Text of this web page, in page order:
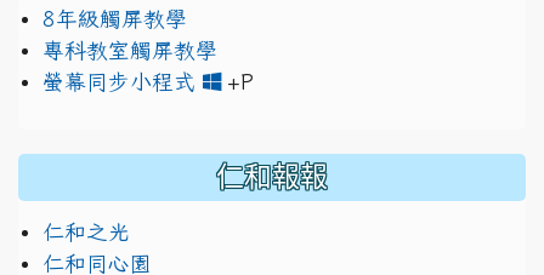
8年級觸屏教學
專科教室觸屏教學
螢幕同步小程式
+P
仁和報報
仁和之光
仁和同心園